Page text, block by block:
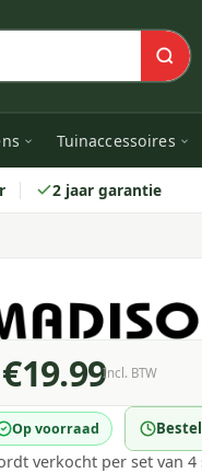
Tuinaccessoires
2 jaar garantie
€19.99Incl. BTW
Op voorraad
verkocht per set van 4